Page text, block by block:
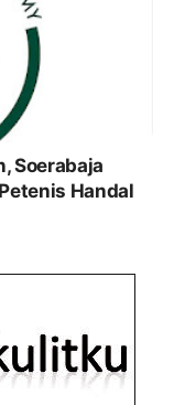
Soerabaja
Handal